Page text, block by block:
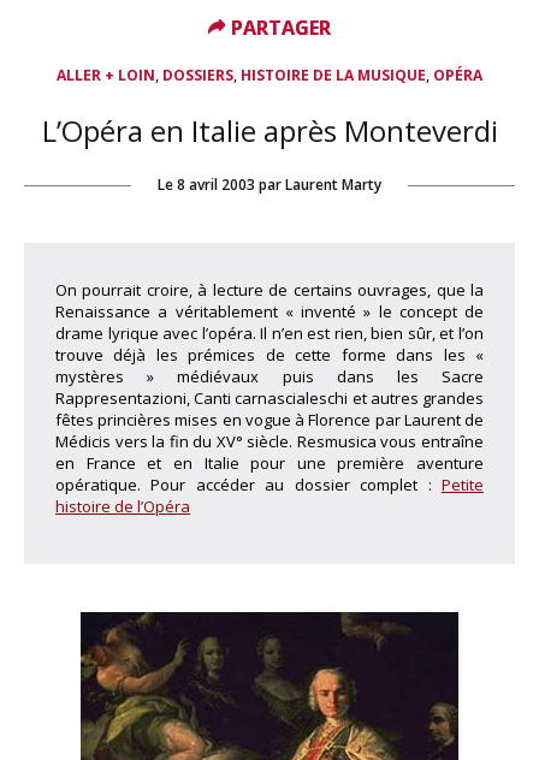
ALLER + LOIN, DOSSIERS, HISTOIRE DE LA MUSIQUE, OPÉRA
L’Opéra en Italie après Monteverdi
Le8 avril 2003 parLaurent Marty
On pourrait croire, à lecture de certains ouvrages, que la
Renaissance a véritablement « inventé » le concept de
drame lyrique avec l’opéra. Il n’en est rien, bien sûr, et l’on
trouve déjà les prémices de cette forme dans les «
mystères » médiévaux puis dans les Sacre
Rappresentazioni, Canti carnascialeschi et autres grandes
fêtes princières mises en vogue à Florence par Laurent de
Médicis vers la fin du XV° siècle. Resmusica vous entraîne
en France et en Italie pour une première aventure
opératique. Pour accéder au dossier complet : Petite
histoire de l’Opéra
PARTAGER
PARTAGER